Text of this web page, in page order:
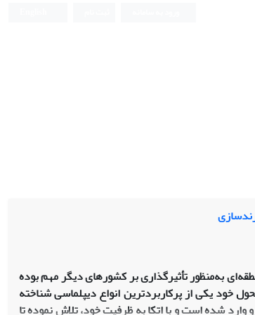
به‌منظور تأثیرگذاری بر کشورهای دیگر مهم بوده
خود یکی از پرکاربردترین انواع دیپلماسی شناخته
واردشده است و با اتکا به ظرفیت خود، تلاش نموده تا